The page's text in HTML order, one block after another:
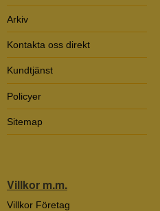
Arkiv
Kontakta oss direkt
Kundtjänst
Policyer
Sitemap
Villkor m.m.
Villkor Företag